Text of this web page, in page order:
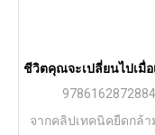
ชีวิตคุณจะเปลี่ยนไปเมื่
9786162872884
จากคลิปเทคนิคยืดกล้า